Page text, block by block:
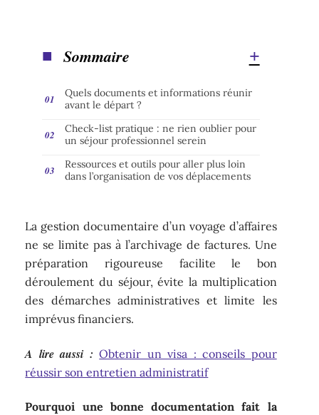
Sommaire
Quels documents et informations réunir
avant le départ ?
Check-list pratique : ne rien oublier pour
un séjour professionnel serein
Ressources et outils pour aller plus loin
dans l’organisation de vos déplacements
La gestion documentaire d’un voyage d’affaires
ne se limite pas à l’archivage de factures. Une
préparation rigoureuse facilite le bon
déroulement du séjour, évite la multiplication
des démarches administratives et limite les
imprévus financiers.
A lire aussi : Obtenir un visa : conseils pour
réussir son entretien administratif
Pourquoi une bonne documentation fait la